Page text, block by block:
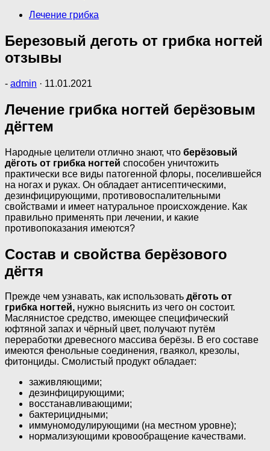
Лечение грибка
Березовый деготь от грибка ногтей
отзывы
- admin · 11.01.2021
Лечение грибка ногтей берёзовым
дёгтем
Народные целители отлично знают, что берёзовый
дёготь от грибка ногтей способен уничтожить
практически все виды патогенной флоры, поселившейся
на ногах и руках. Он обладает антисептическими,
дезинфицирующими, противовоспалительными
свойствами и имеет натуральное происхождение. Как
правильно применять при лечении, и какие
противопоказания имеются?
Состав и свойства берёзового
дёгтя
Прежде чем узнавать, как использовать дёготь от
грибка ногтей, нужно выяснить из чего он состоит.
Маслянистое средство, имеющее специфический
юфтяной запах и чёрный цвет, получают путём
переработки древесного массива берёзы. В его составе
имеются фенольные соединения, гваякол, крезолы,
фитонциды. Смолистый продукт обладает:
заживляющими;
дезинфицирующими;
восстанавливающими;
бактерицидными;
иммуномодулирующими (на местном уровне);
нормализующими кровообращение качествами.